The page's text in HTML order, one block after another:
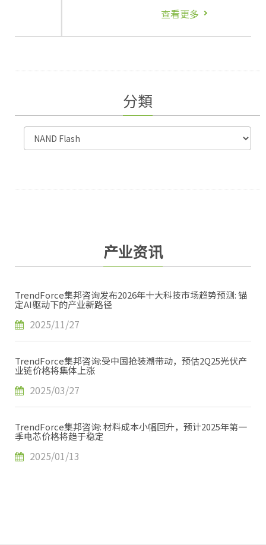
分類
产业资讯
TrendForce集邦咨询发布2026年十大科技市场趋势预测: 锚
定AI驱动下的产业新路径
2025/11/27
TrendForce集邦咨询:受中国抢装潮带动，预估2Q25光伏产
业链价格将集体上涨
2025/03/27
TrendForce集邦咨询: 材料成本小幅回升，预计2025年第一
季电芯价格将趋于稳定
2025/01/13